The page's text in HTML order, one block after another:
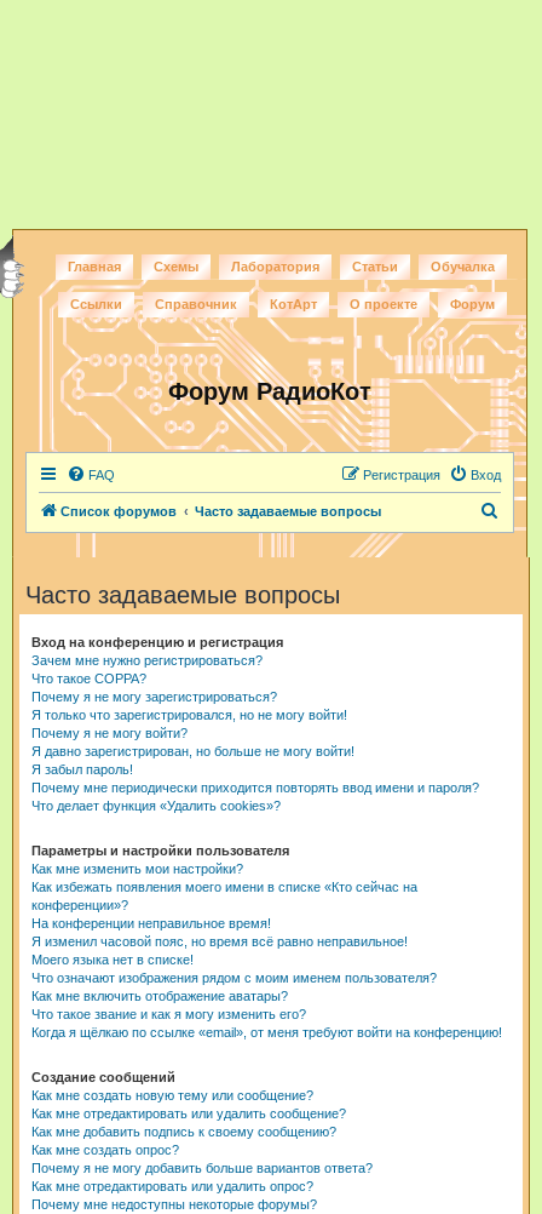
Главная Схемы Лаборатория Статьи Обучалка
Ссылки Справочник КотАрт О проекте Форум
Форум РадиоКот
FAQ Вход
Регистрация
Список форумов Часто задаваемые вопросы
Часто задаваемые вопросы
Вход на конференцию и регистрация
Зачем мне нужно регистрироваться?
Что такое COPPA?
Почему я не могу зарегистрироваться?
Я только что зарегистрировался, но не могу войти!
Почему я не могу войти?
Я давно зарегистрирован, но больше не могу войти!
Я забыл пароль!
Почему мне периодически приходится повторять ввод имени и пароля?
Что делает функция «Удалить cookies»?
Параметры и настройки пользователя
Как мне изменить мои настройки?
Как избежать появления моего имени в списке «Кто сейчас на
конференции»?
На конференции неправильное время!
Я изменил часовой пояс, но время всё равно неправильное!
Моего языка нет в списке!
Что означают изображения рядом с моим именем пользователя?
Как мне включить отображение аватары?
Что такое звание и как я могу изменить его?
Когда я щёлкаю по ссылке «email», от меня требуют войти на конференцию!
Создание сообщений
Как мне создать новую тему или сообщение?
Как мне отредактировать или удалить сообщение?
Как мне добавить подпись к своему сообщению?
Как мне создать опрос?
Почему я не могу добавить больше вариантов ответа?
Как мне отредактировать или удалить опрос?
Почему мне недоступны некоторые форумы?